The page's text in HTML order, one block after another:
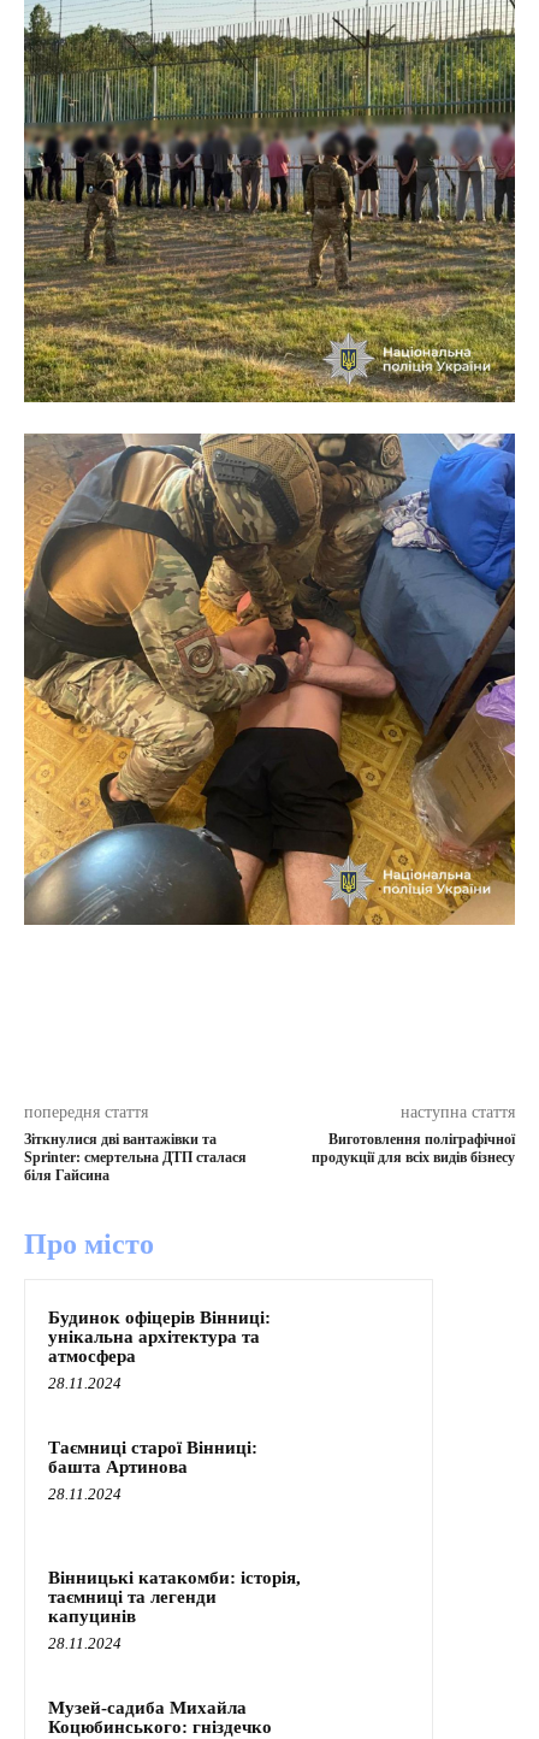
попередня стаття
Зіткнулися дві вантажівки та
Sprinter: смертельна ДТП сталася
біля Гайсина
наступна стаття
Виготовлення поліграфічної
продукції для всіх видів бізнесу
Про місто
Будинок офіцерів Вінниці:
унікальна архітектура та
атмосфера
28.11.2024
Таємниці старої Вінниці:
башта Артинова
28.11.2024
Вінницькі катакомби: історія,
таємниці та легенди
капуцинів
28.11.2024
Музей-садиба Михайла
Коцюбинського: гніздечко